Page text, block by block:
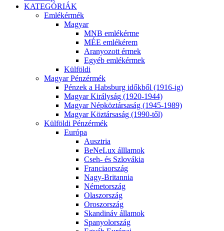
KATEGÓRIÁK
Emlékérmék
Magyar
MNB emlékérme
MÉE emlékérem
Aranyozott érmek
Egyéb emlékérmek
Külföldi
Magyar Pénzérmék
Pénzek a Habsburg időkből (1916-ig)
Magyar Királyság (1920-1944)
Magyar Népköztársaság (1945-1989)
Magyar Köztársaság (1990-től)
Külföldi Pénzérmék
Európa
Ausztria
BeNeLux álllamok
Cseh- és Szlovákia
Franciaország
Nagy-Britannia
Németország
Olaszország
Oroszország
Skandináv államok
Spanyolország